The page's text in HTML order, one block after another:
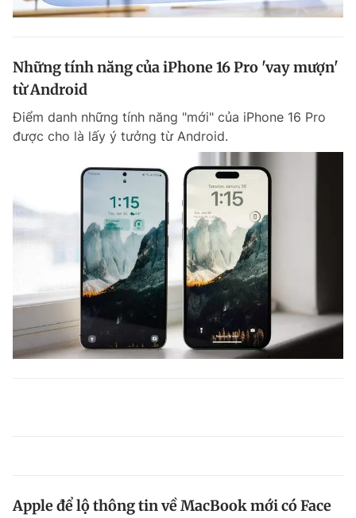
Những tính năng của iPhone 16 Pro 'vay mượn'
từ Android
Điểm danh những tính năng "mới" của iPhone 16 Pro
được cho là lấy ý tưởng từ Android.
Apple để lộ thông tin về MacBook mới có Face